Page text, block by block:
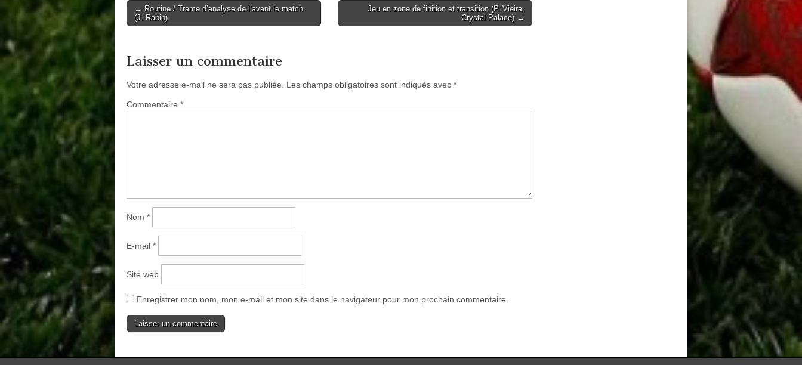
Post
navigation
← Routine / Trame d’analyse de l’avant le match
(J. Rabin)
Jeu en zone de finition et transition (P. Vieira,
Crystal Palace) →
Laisser un commentaire
Votre adresse e-mail ne sera pas publiée. Les champs obligatoires sont indiqués avec *
Commentaire *
Nom *
E-mail *
Site web
Enregistrer mon nom, mon e-mail et mon site dans le navigateur pour mon prochain commentaire.